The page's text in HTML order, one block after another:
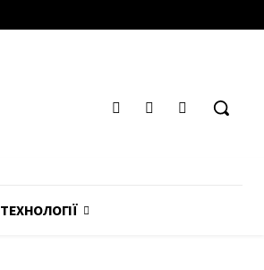
ТЕХНОЛОГІЇ